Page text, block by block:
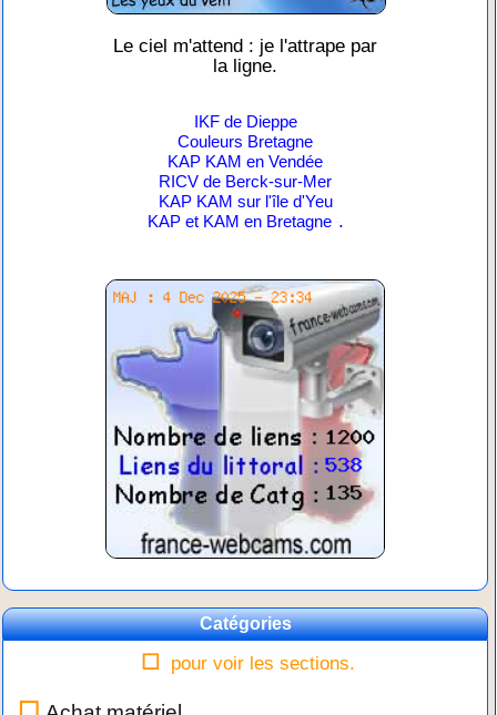
Le ciel m'attend : je l'attrape par
la ligne.
IKF de Dieppe
Couleurs Bretagne
KAP KAM en Vendée
RICV de Berck-sur-Mer
KAP KAM sur l'île d'Yeu
KAP et KAM en Bretagne .
Catégories
pour voir les sections.